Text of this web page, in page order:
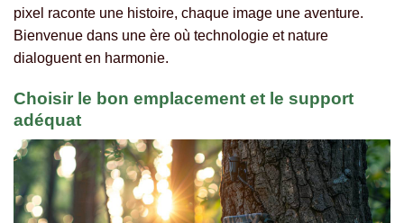
pixel raconte une histoire, chaque image une aventure.
Bienvenue dans une ère où technologie et nature
dialoguent en harmonie.
Choisir le bon emplacement et le support
adéquat